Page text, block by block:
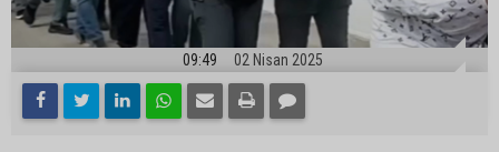
09:49 02 Nisan 2025